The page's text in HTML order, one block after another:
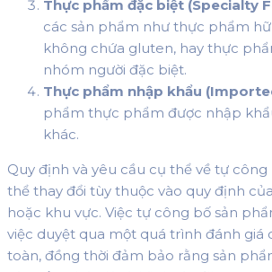
Thực phẩm đặc biệt (Specialty
các sản phẩm như thực phẩm
không chứa gluten, hay thực
nhóm người đặc biệt.
Thực phẩm nhập khẩu
phẩm thực phẩm được nhập
khác.
Quy định và yêu cầu cụ thể về tự
thể thay đổi tùy thuộc vào quy định
hoặc khu vực. Việc tự công bố sản
việc duyệt qua một quá trình đánh giá
toàn, đồng thời đảm bảo rằng sản